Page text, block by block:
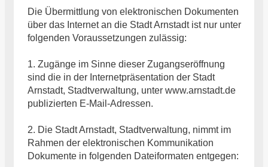
Die Übermittlung von elektronischen Dokumenten
über das Internet an die Stadt Arnstadt ist nur unter
folgenden Voraussetzungen zulässig:
1. Zugänge im Sinne dieser Zugangseröffnung
sind die in der Internetpräsentation der Stadt
Arnstadt, Stadtverwaltung, unter www.arnstadt.de
publizierten E-Mail-Adressen.
2. Die Stadt Arnstadt, Stadtverwaltung, nimmt im
Rahmen der elektronischen Kommunikation
Dokumente in folgenden Dateiformaten entgegen: